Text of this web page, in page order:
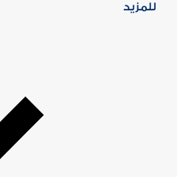
للمزيد